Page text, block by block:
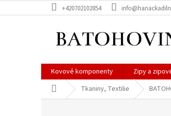
na
+420702102854
Kovové komponenty Zipy a
Domů Tkaniny, Textilie